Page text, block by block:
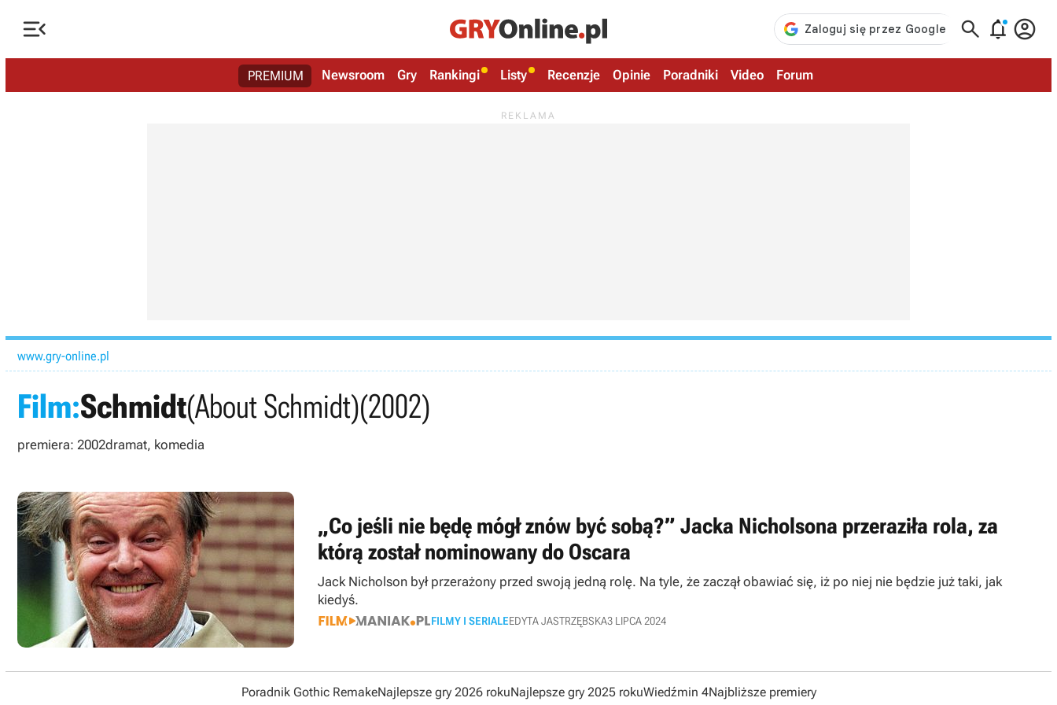
   
PREMIUM Newsroom Gry Rankingi Listy Recenzje Opinie Poradniki Video Forum
www.gry-online.pl
Film:Schmidt(About Schmidt)(2002)
premiera: 2002dramat, komedia
„Co jeśli nie będę mógł znów być sobą?” Jacka Nicholsona przeraziła rola, za
którą został nominowany do Oscara
Jack Nicholson był przerażony przed swoją jedną rolę. Na tyle, że zaczął obawiać się, iż po niej nie będzie już taki, jak
kiedyś.
FILMY I SERIALEEDYTA JASTRZĘBSKA3 LIPCA 2024
Poradnik Gothic RemakeNajlepsze gry 2026 rokuNajlepsze gry 2025 rokuWiedźmin 4Najbliższe premiery